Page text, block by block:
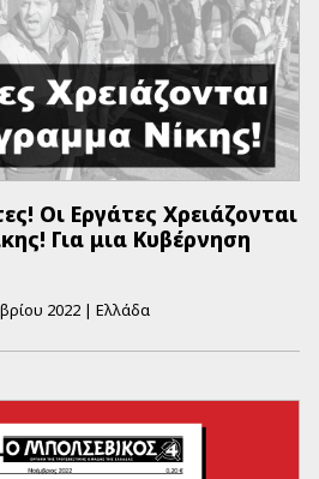
Οι Εργάτες Χρειάζονται
Για μια Κυβέρνηση
2022 | Ελλάδα